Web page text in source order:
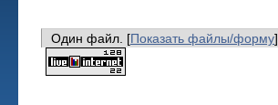
Один файл. [Показать файлы/форму]